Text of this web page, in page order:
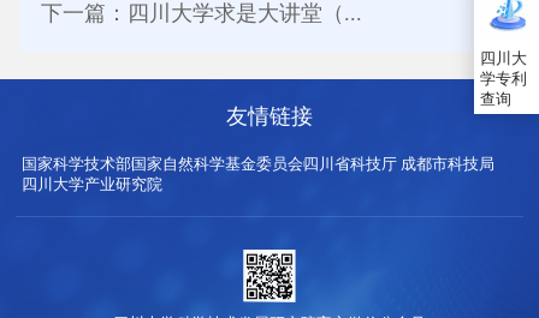
下一篇：四川大学求是大讲堂（...
友情链接
国家科学技术部国家自然科学基金委员会四川省科技厅 成都市科技局
四川大学产业研究院
四川大
学专利
查询